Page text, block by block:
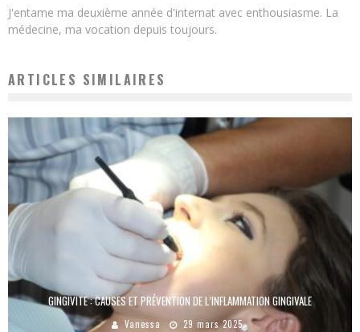
J'entame ma deuxième année d'internat avec enthousiasme. La
médecine, ma vocation depuis toujours.
ARTICLES SIMILAIRES
GINGIVITE : CAUSES ET PRÉVENTION DE L’INFLAMMATION GINGIVALE
Vanessa 29 mars 2025